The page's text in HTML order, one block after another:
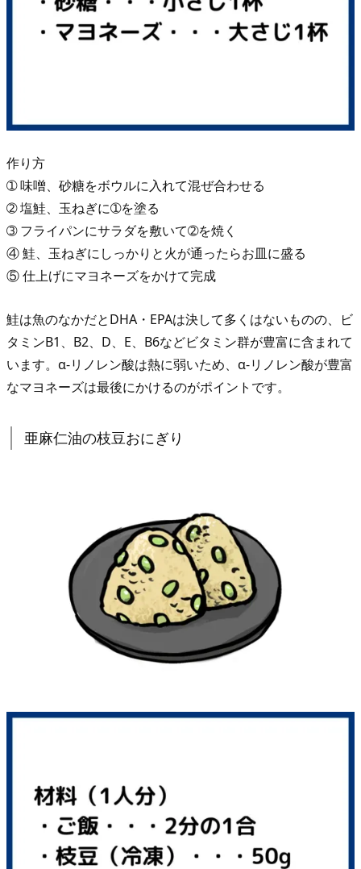
作り方
➀ 味噌、砂糖をボウルに入れて混ぜ合わせる
➁ 塩鮭、玉ねぎに➀を塗る
➂ フライパンにサラダを敷いて➁を焼く
④ 鮭、玉ねぎにしっかりと火が通ったらお皿に盛る
⑤ 仕上げにマヨネーズをかけて完成
鮭は魚のなかだとDHA・EPAは決して多くはないものの、ビ
タミンB1、B2、D、E、B6などビタミン群が豊富に含まれて
います。α-リノレン酸は熱に弱いため、α-リノレン酸が豊富
なマヨネーズは最後にかけるのがポイントです。
亜麻仁油の枝豆おにぎり